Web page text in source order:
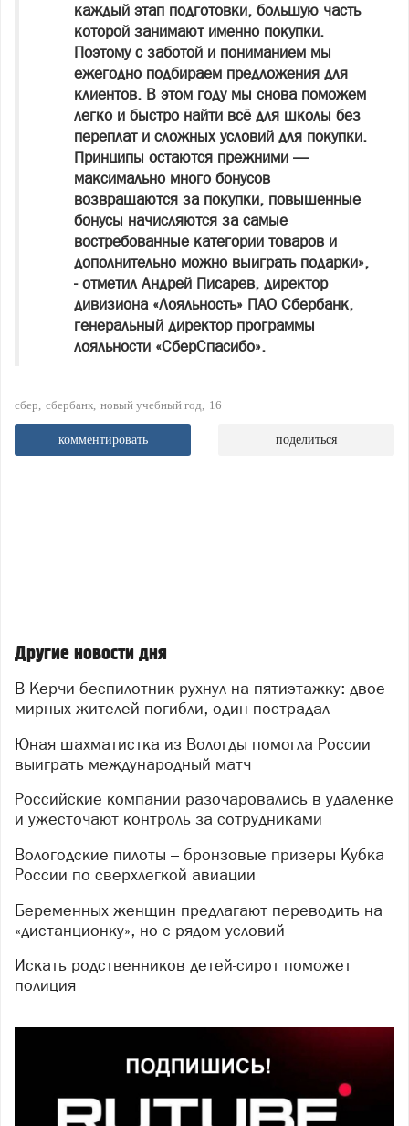
каждый этап подготовки, большую часть
которой занимают именно покупки.
Поэтому с заботой и пониманием мы
ежегодно подбираем предложения для
клиентов. В этом году мы снова поможем
легко и быстро найти всё для школы без
переплат и сложных условий для покупки.
Принципы остаются прежними —
максимально много бонусов
возвращаются за покупки, повышенные
бонусы начисляются за самые
востребованные категории товаров и
дополнительно можно выиграть подарки»,
- отметил Андрей Писарев, директор
дивизиона «Лояльность» ПАО Сбербанк,
генеральный директор программы
лояльности «СберСпасибо».
сбер сбербанк новый учебный год 16+
комментировать поделиться
Другие новости дня
В Керчи беспилотник рухнул на пятиэтажку: двое
мирных жителей погибли, один пострадал
Юная шахматистка из Вологды помогла России
выиграть международный матч
Российские компании разочаровались в удаленке
и ужесточают контроль за сотрудниками
Вологодские пилоты – бронзовые призеры Кубка
России по сверхлегкой авиации
Беременных женщин предлагают переводить на
«дистанционку», но с рядом условий
Искать родственников детей-сирот поможет
полиция